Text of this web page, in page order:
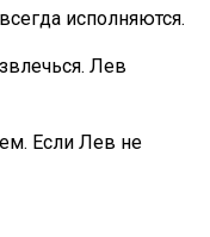
исполняются.
Лев
Если Лев не